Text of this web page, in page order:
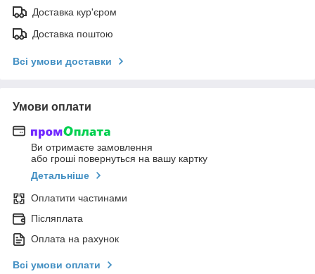
Доставка кур'єром
Доставка поштою
Всі умови доставки
Умови оплати
Ви отримаєте замовлення
або гроші повернуться на вашу картку
Детальніше
Оплатити частинами
Післяплата
Оплата на рахунок
Всі умови оплати